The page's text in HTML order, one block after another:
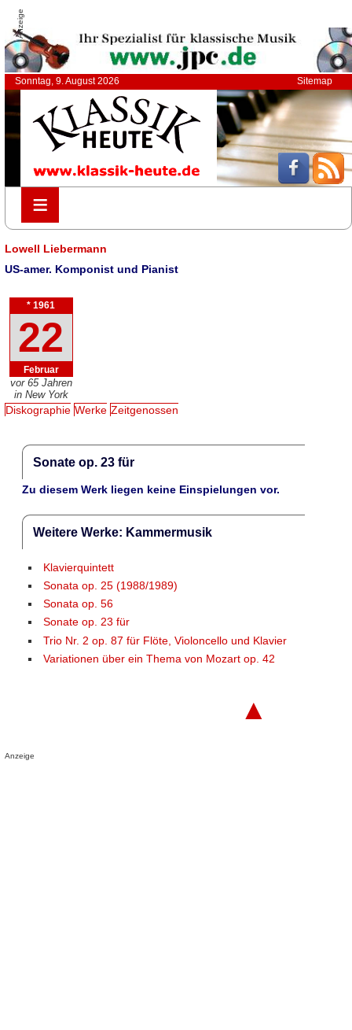
Anzeige
Sonntag, 9. August 2026 Sitemap
≡
≡
Lowell Liebermann
US-amer. Komponist und Pianist
* 1961
22
Februar
vor 65 Jahren
in New York
Diskographie Werke Zeitgenossen
Sonate op. 23 für
Zu diesem Werk liegen keine Einspielungen vor.
Weitere Werke: Kammermusik
Klavierquintett
Sonata op. 25 (1988/1989)
Sonata op. 56
Sonate op. 23 für
Trio Nr. 2 op. 87 für Flöte, Violoncello und Klavier
Variationen über ein Thema von Mozart op. 42
▲
Anzeige